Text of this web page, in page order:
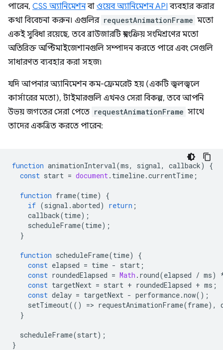
পারেন, CSS অ্যানিমেশনবা ওয়েব অ্যানিমেশন API ব্যবহার করার
কথা বিবেচনা করুন। এগুলির requestAnimationFrame মতো
একই সুবিধা রয়েছে, তবে ব্রাউজারটি স্বয়ংক্রিয় সংমিশ্রণের মতো
অতিরিক্ত অপ্টিমাইজেশানগুলি সম্পাদন করতে পারে এবং সেগুলি
সাধারণত ব্যবহার করা সহজ৷
যদি আপনার অ্যানিমেশন কম-ফ্রেমরেট হয় (একটি জ্বলজ্বলে
কার্সারের মতো), টাইমারগুলি এখনও সেরা বিকল্প, তবে আপনি
উভয় জগতের সেরা পেতে requestAnimationFrame সাথে
তাদের একত্রিত করতে পারেন:
function animationInterval(ms, signal, callback)
{
const start = document. timeline.currentTime ;
function frame(time)
{
if (signal .aborted) return ;
callback(time);
scheduleFrame(time);
}
function scheduleFrame(time)
{
const elapsed = time - start ;
const roundedElapsed = Math . round(elapsed / ms)
const targetNext = start + roundedElapsed + ms ;
const delay = targetNext - performance.now();
setTimeout(() => requestAnimationFrame(frame),
}
scheduleFrame(start);
}